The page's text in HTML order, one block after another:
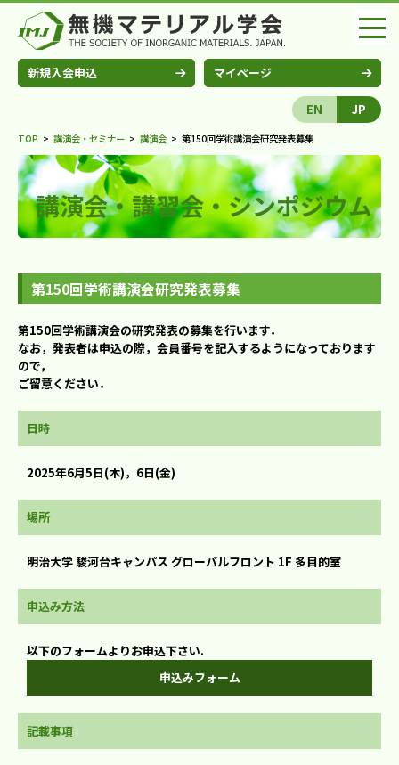
新規入会申込 マイページ
EN JP
TOP > 講演会・セミナー > 講演会 > 第150回学術講演会研究発表募集
講演会・講習会・シンポジウム
第150回学術講演会研究発表募集
第150回学術講演会の研究発表の募集を行います．
なお，発表者は申込の際，会員番号を記入するようになっております
ので，
ご留意ください．
日時
2025年6月5日(木)，6日(金)
場所
明治大学 駿河台キャンパス グローバルフロント 1F 多目的室
申込み方法
以下のフォームよりお申込下さい.
申込みフォーム
記載事項